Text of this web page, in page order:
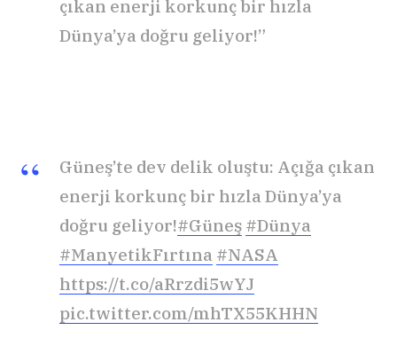
çıkan enerji korkunç bir hızla
Dünya’ya doğru geliyor!”
Güneş’te dev delik oluştu: Açığa çıkan
enerji korkunç bir hızla Dünya’ya
doğru geliyor!#Güneş #Dünya
#ManyetikFırtına #NASA
https://t.co/aRrzdi5wYJ
pic.twitter.com/mhTX55KHHN